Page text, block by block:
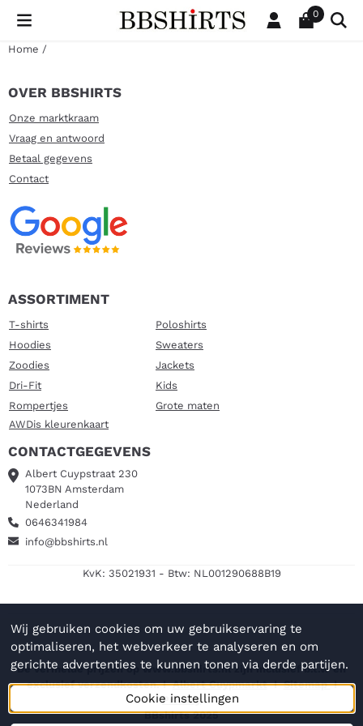
Cookievoorkeuren zijn beschikbaar. Kies instellingen of sta
0
Home /
OVER BBSHIRTS
Onze marktkraam
Vraag en antwoord
Betaal gegevens
Contact
ASSORTIMENT
T-shirts
Poloshirts
Hoodies
Sweaters
Zoodies
Jackets
Dri-Fit
Kids
Rompertjes
Grote maten
AWDis kleurenkaart
CONTACTGEGEVENS
Albert Cuypstraat 230
1073BN Amsterdam
Nederland
0646341984
info@bbshirts.nl
KvK: 35021931 - Btw: NL001290688B19
De vermelde prijzen op www.bbshirts.nl zijn inclusief b.t.w en
exclusief verzendkosten. IAlbert CuypmarktISitemapI
Privacy
BBshirts 2025
Wij gebruiken cookies om uw gebruikservaring te
optimaliseren, het webverkeer te analyseren en om
gerichte advertenties te kunnen tonen via derde partijen.
Cookie instellingen